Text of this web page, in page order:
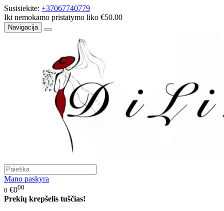
Susisiekite: +37067740779
Iki nemokamo pristatymo liko €50.00
Navigacija
Mano paskyra
0 €000
Prekių krepšelis tuščias!